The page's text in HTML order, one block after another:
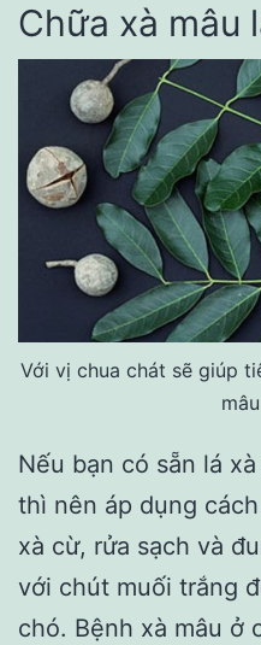
Chữa xà mâu
Với vị chua chát sẽ giúp
Nếu bạn có sẵn lá
thì nên áp dụng
xà cừ, rửa sạch và
với chút muối trắng
chó. Bệnh xà mâu ở